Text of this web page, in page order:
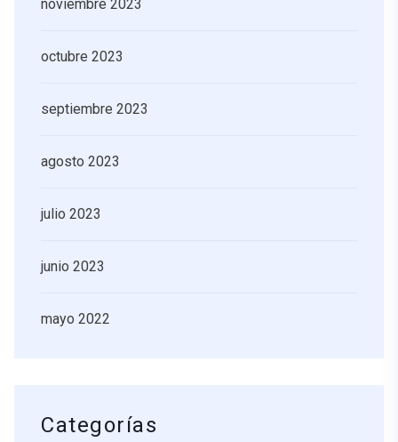
noviembre 2023
octubre 2023
septiembre 2023
agosto 2023
julio 2023
junio 2023
mayo 2022
Categorías